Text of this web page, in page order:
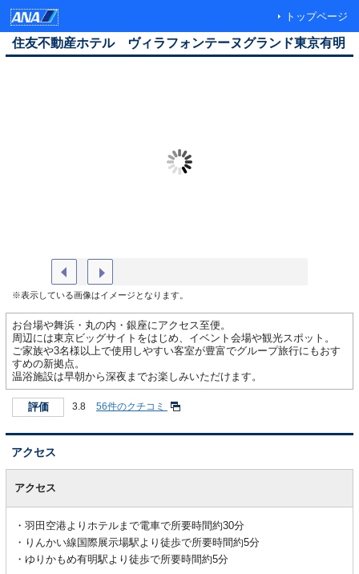
トップページ
住友不動産ホテル ヴィラフォンテーヌグランド東京有明
※表示している画像はイメージとなります。
お台場や舞浜・丸の内・銀座にアクセス至便。
周辺には東京ビッグサイトをはじめ、イベント会場や観光スポット。
ご家族や3名様以上で使用しやすい客室が豊富でグループ旅行にもおす
すめの新拠点。
温浴施設は早朝から深夜までお楽しみいただけます。
評価 3.8 56件のクチコミ
アクセス
アクセス
羽田空港よりホテルまで電車で所要時間約30分
りんかい線国際展示場駅より徒歩で所要時間約5分
ゆりかもめ有明駅より徒歩で所要時間約5分